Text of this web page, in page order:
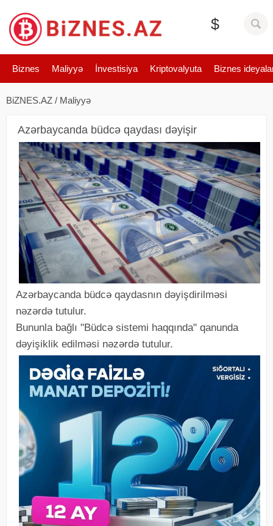
$
Biznes Maliyyə İnvestisiya Kriptovalyuta Biznes
BiZNES.AZ / Maliyyə
Azərbaycanda büdcə qaydası dəyişir
Azərbaycanda büdcə qaydasnın dəyişdirilməsi
nəzərdə tutulur.
Bununla bağlı "Büdcə sistemi haqqında" qanunda
dəyişiklik edilməsi nəzərdə tutulur.